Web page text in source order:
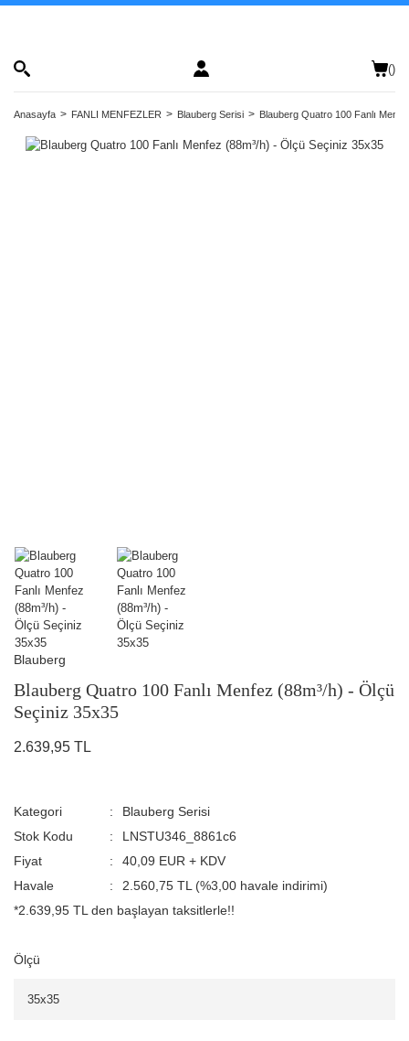
()
Anasayfa FANLI MENFEZLER Blauberg Serisi Blauberg Quatro 100 Fanlı
Blauberg
Blauberg Quatro 100 Fanlı Menfez (88m³/h) - Ölçü
Seçiniz 35x35
2.639,95 TL
Kategori
Blauberg Serisi
Stok Kodu
LNSTU346_8861c6
Fiyat
40,09 EUR + KDV
Havale
2.560,75 TL (%3,00 havale indirimi)
*2.639,95 TL den başlayan taksitlerle!!
Ölçü